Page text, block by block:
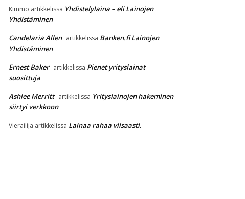
Kimmo artikkelissa Yhdistelylaina – eli Lainojen
Yhdistäminen
Candelaria Allen artikkelissa Banken.fi Lainojen
Yhdistäminen
Ernest Baker artikkelissa Pienet yrityslainat
suosittuja
Ashlee Merritt artikkelissa Yrityslainojen hakeminen
siirtyi verkkoon
Vierailija artikkelissa Lainaa rahaa viisaasti.